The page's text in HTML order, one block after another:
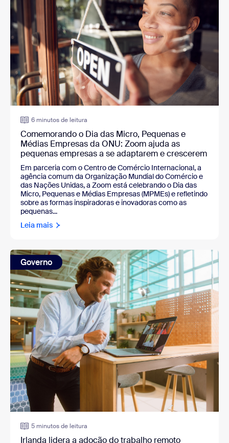
6 minutos de leitura
Comemorando o Dia das Micro, Pequenas e
Médias Empresas da ONU: Zoom ajuda as
pequenas empresas a se adaptarem e crescerem
Em parceria com o Centro de Comércio Internacional, a
agência comum da Organização Mundial do Comércio e
das Nações Unidas, a Zoom está celebrando o Dia das
Micro, Pequenas e Médias Empresas (MPMEs) e refletindo
sobre as formas inspiradoras e inovadoras como as
pequenas...
Leia mais
Governo
5 minutos de leitura
Irlanda lidera a adoção do trabalho remoto